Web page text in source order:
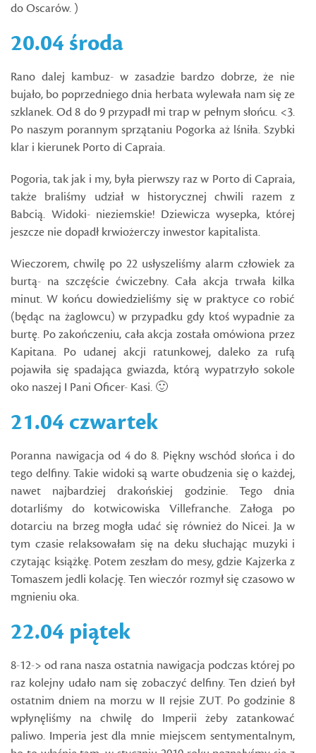
do Oscarów. )
20.04 środa
Rano dalej kambuz- w zasadzie bardzo dobrze, że nie
bujało, bo poprzedniego dnia herbata wylewała nam się ze
szklanek. Od 8 do 9 przypadł mi trap w pełnym słońcu. <3.
Po naszym porannym sprzątaniu Pogorka aż lśniła. Szybki
klar i kierunek Porto di Capraia.
Pogoria, tak jak i my, była pierwszy raz w Porto di Capraia,
także braliśmy udział w historycznej chwili razem z
Babcią. Widoki- nieziemskie! Dziewicza wysepka, której
jeszcze nie dopadł krwiożerczy inwestor kapitalista.
Wieczorem, chwilę po 22 usłyszeliśmy alarm człowiek za
burtą- na szczęście ćwiczebny. Cała akcja trwała kilka
minut. W końcu dowiedzieliśmy się w praktyce co robić
(będąc na żaglowcu) w przypadku gdy ktoś wypadnie za
burtę. Po zakończeniu, cała akcja została omówiona przez
Kapitana. Po udanej akcji ratunkowej, daleko za rufą
pojawiła się spadająca gwiazda, którą wypatrzyło sokole
oko naszej I Pani Oficer- Kasi. 🙂
21.04 czwartek
Poranna nawigacja od 4 do 8. Piękny wschód słońca i do
tego delfiny. Takie widoki są warte obudzenia się o każdej,
nawet najbardziej drakońskiej godzinie. Tego dnia
dotarliśmy do kotwicowiska Villefranche. Załoga po
dotarciu na brzeg mogła udać się również do Nicei. Ja w
tym czasie relaksowałam się na deku słuchając muzyki i
czytając książkę. Potem zeszłam do mesy, gdzie Kajzerka z
Tomaszem jedli kolację. Ten wieczór rozmył się czasowo w
mgnieniu oka.
22.04 piątek
8-12-> od rana nasza ostatnia nawigacja podczas której po
raz kolejny udało nam się zobaczyć delfiny. Ten dzień był
ostatnim dniem na morzu w II rejsie ZUT. Po godzinie 8
wpłynęliśmy na chwilę do Imperii żeby zatankować
paliwo. Imperia jest dla mnie miejscem sentymentalnym,